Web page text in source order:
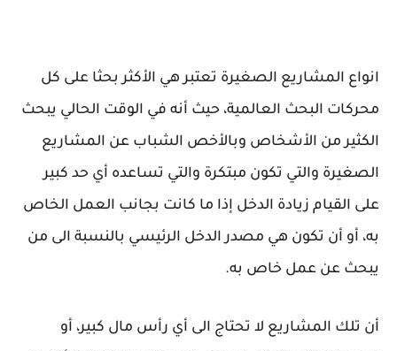
انواع المشاريع الصغيرة تعتبر هي الأكثر بحثا على كل
محركات البحث العالمية، حيث أنه في الوقت الحالي يبحث
الكثير من الأشخاص وبالأخص الشباب عن المشاريع
الصغيرة والتي تكون مبتكرة والتي تساعده أي حد كبير
على القيام زيادة الدخل إذا ما كانت بجانب العمل الخاص
به، أو أن تكون هي مصدر الدخل الرئيسي بالنسبة الى من
يبحث عن عمل خاص به.
أن تلك المشاريع لا تحتاج الى أي رأس مال كبير، أو